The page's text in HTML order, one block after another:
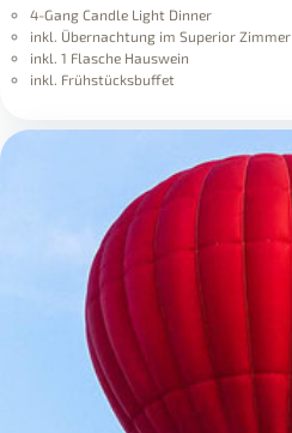
4-Gang Candle Light Dinner
inkl. Übernachtung im Superior Zimmer
inkl. 1 Flasche Hauswein
inkl. Frühstücksbuffet